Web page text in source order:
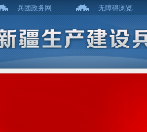
兵团政务网 无障碍浏览